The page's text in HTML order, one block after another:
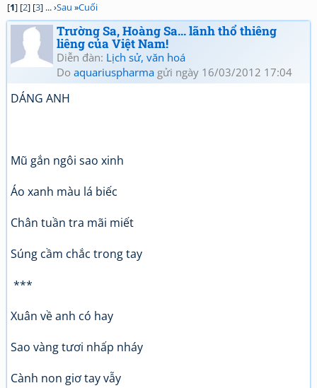
[1] [2] [3] ... ›Sau »Cuối
Trường Sa, Hoàng Sa... lãnh thổ thiêng
liêng của Việt Nam!
Diễn đàn: Lịch sử, văn hoá
Do aquariuspharma gửi ngày 16/03/2012 17:04
DÁNG ANH
Mũ gắn ngôi sao xinh
Áo xanh màu lá biếc
Chân tuần tra mãi miết
Súng cầm chắc trong tay
***
Xuân về anh có hay
Sao vàng tươi nhấp nháy
Cành non giơ tay vẫy